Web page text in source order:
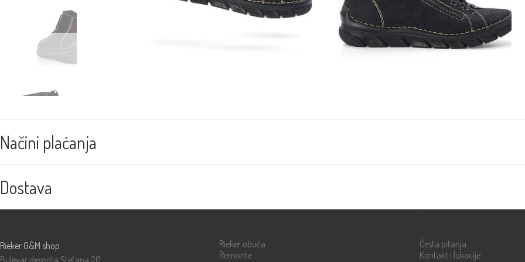
Načini plaćanja
Dostava
Rieker G&M shop
Bulevar despota Stefana 20
Rieker obuća
Remonte
Česta pitanja
Kontakt i lokacije